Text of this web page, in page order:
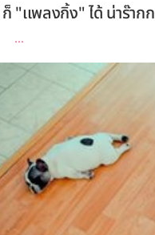
"เเพลงกิ้ง" ได้ น่าร๊ากก